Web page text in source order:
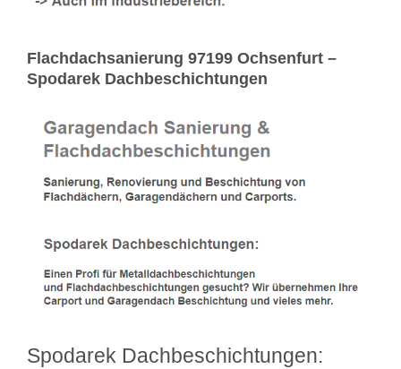
Flachdachsanierung 97199 Ochsenfurt –
Spodarek Dachbeschichtungen
Spodarek Dachbeschichtungen: